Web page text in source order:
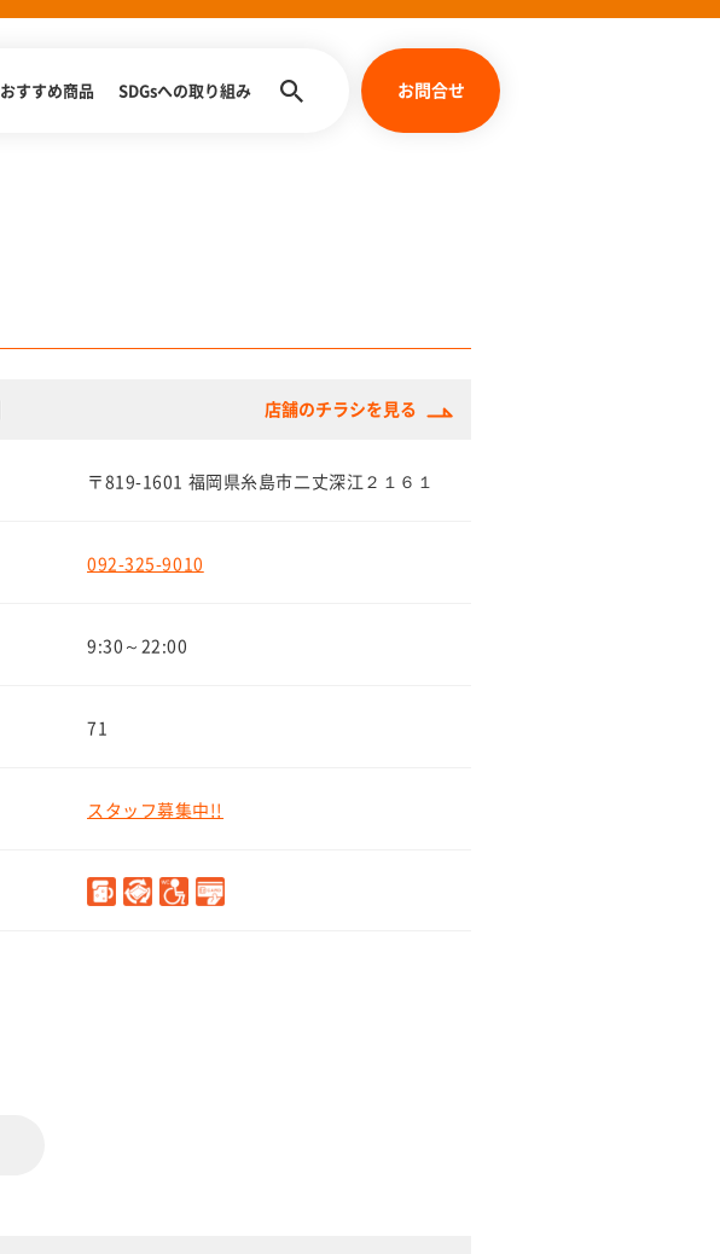
おすすめ商品 SDGsへの取り組み お問合せ
店舗のチラシを見る
〒819-1601 福岡県糸島市二丈深江２１６１
092-325-9010
9:30～22:00
71
スタッフ募集中!!